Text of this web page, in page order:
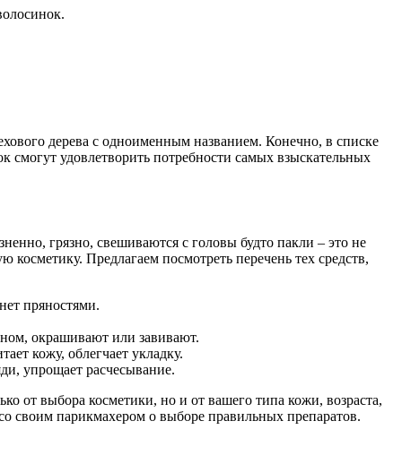
дерева с одноименным названием. Конечно, в списке
смогут удовлетворить потребности самых взыскательных
грязно, свешиваются с головы будто пакли – это не
Предлагаем посмотреть перечень тех средств,
пряностями.
окрашивают или завивают.
кожу, облегчает укладку.
упрощает расчесывание.
от выбора косметики, но и от вашего типа кожи, возраста,
своим парикмахером о выборе правильных препаратов.